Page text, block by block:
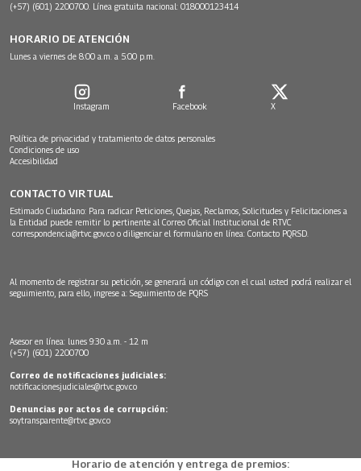
(+57) (601) 2200700. Línea gratuita nacional: 018000123414
HORARIO DE ATENCIÓN
Lunes a viernes de 8:00 a.m. a 5:00 p.m.
Instagram Facebook X
Política de privacidad y tratamiento de datos personales
Condiciones de uso
Accesibilidad
CONTACTO VIRTUAL
Estimado Ciudadano: Para radicar Peticiones, Quejas, Reclamos, Solicitudes y Felicitaciones a
la Entidad puede remitir lo pertinente al Correo Oficial Institucional de RTVC
correspondencia@rtvc.gov.co o diligenciar el formulario en línea: Contacto PQRSD.
Al momento de registrar su petición, se generará un código con el cual usted podrá realizar el
seguimiento, para ello, ingrese a: Seguimiento de PQRS
Asesor en línea: lunes 9:30 a.m. - 12 m
(+57) (601) 2200700
Correo de notificaciones judiciales:
notificacionesjudiciales@rtvc.gov.co
Denuncias por actos de corrupción:
soytransparente@rtvc.gov.co
Horario de atención y entrega de premios: